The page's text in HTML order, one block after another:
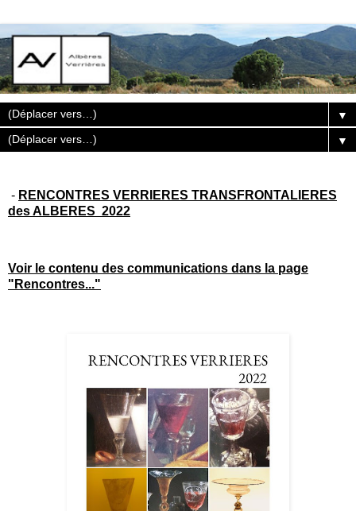
▼
▼
- RENCONTRES VERRIERES TRANSFRONTALIERES
des ALBERES 2022
Voir le contenu des communications dans la page
"Rencontres..."